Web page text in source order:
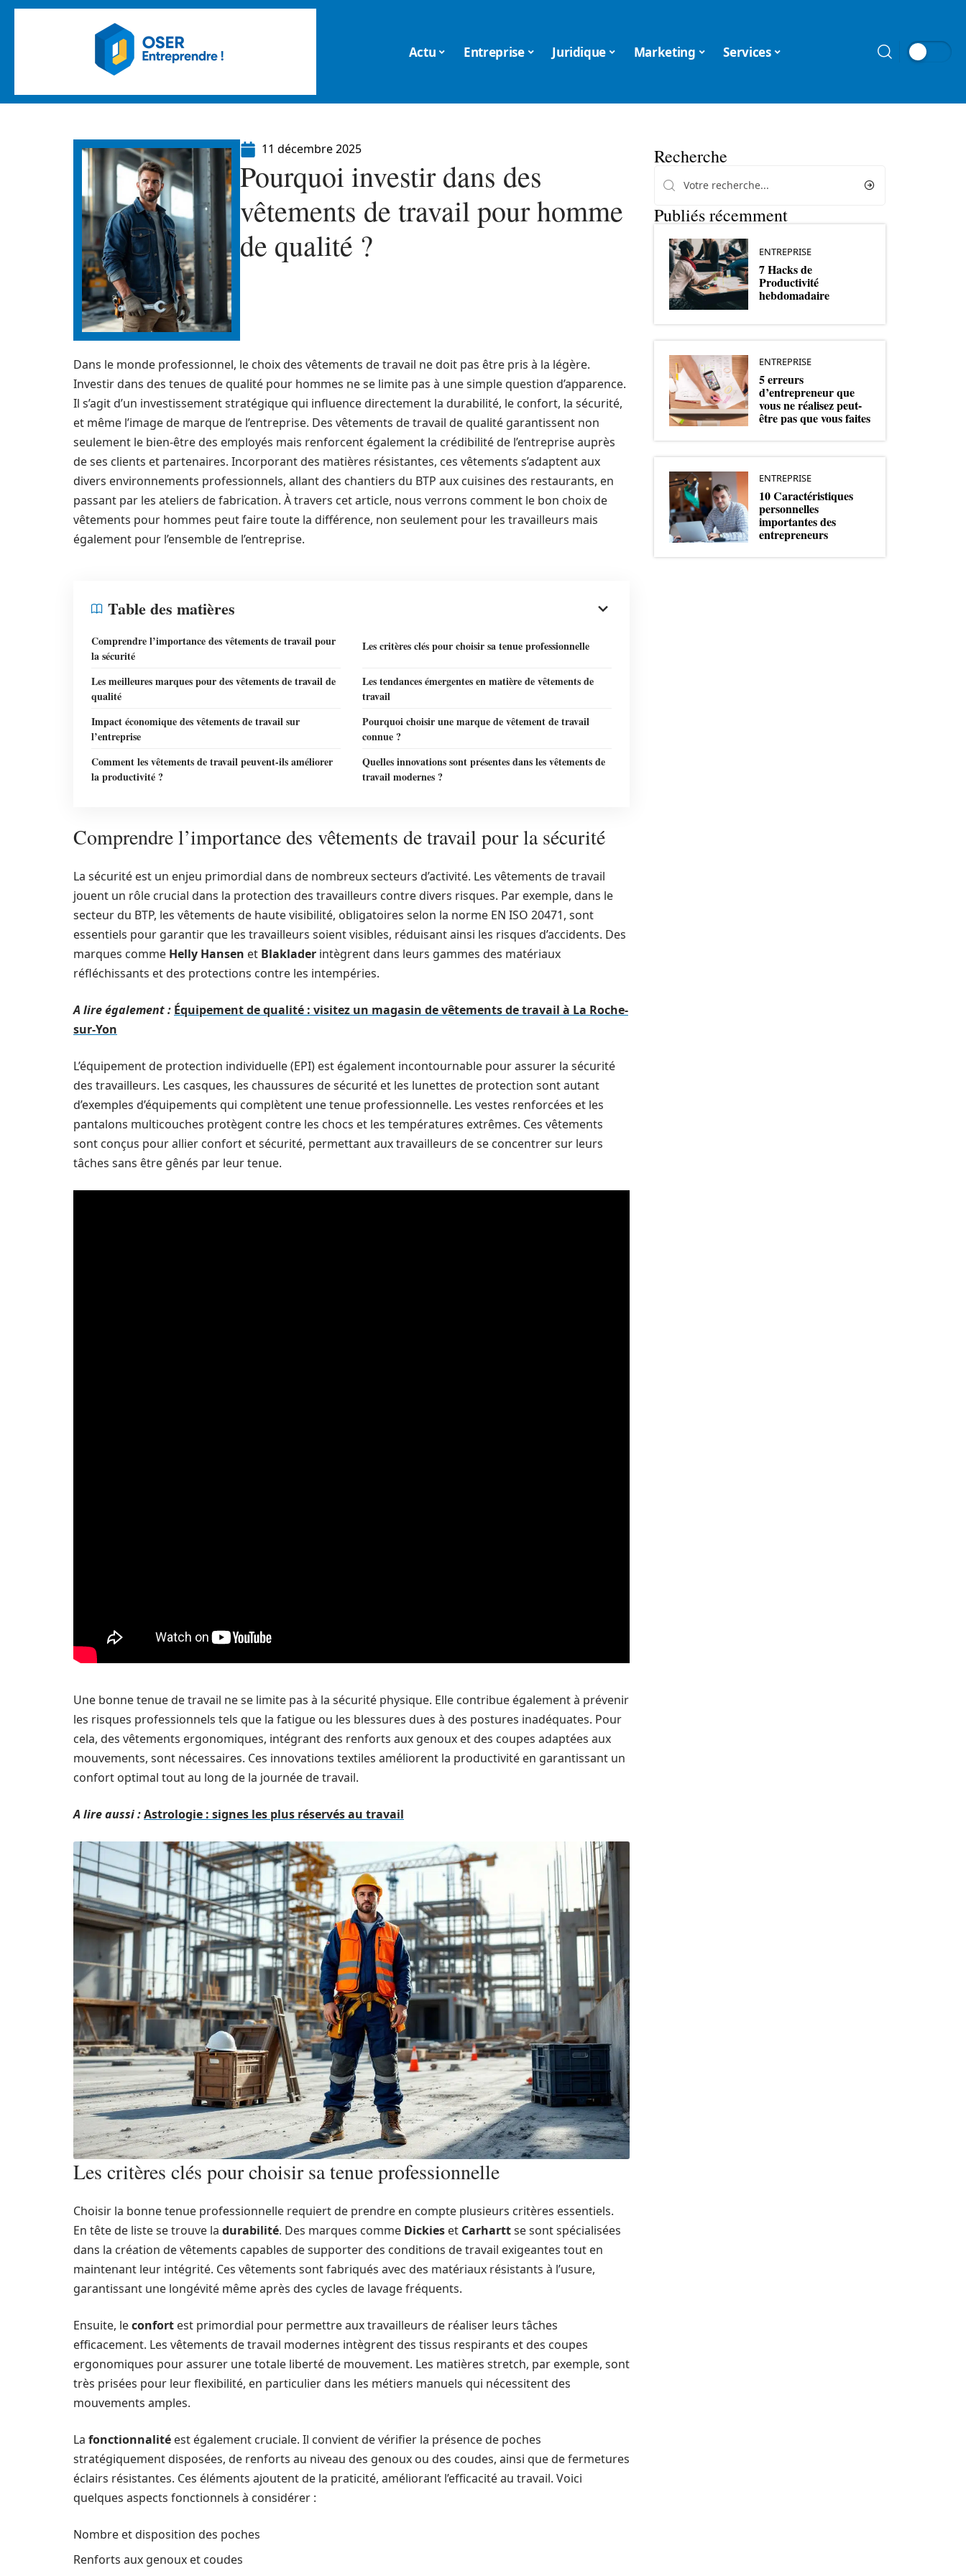
Actu Entreprise Juridique Marketing Services
11 décembre 2025
Pourquoi investir dans des
vêtements de travail pour homme
de qualité ?
Dans le monde professionnel, le choix des vêtements de travail ne doit pas être pris à la légère.
Investir dans des tenues de qualité pour hommes ne se limite pas à une simple question d’apparence.
Il s’agit d’un investissement stratégique qui influence directement la durabilité, le confort, la sécurité,
et même l’image de marque de l’entreprise. Des vêtements de travail de qualité garantissent non
seulement le bien-être des employés mais renforcent également la crédibilité de l’entreprise auprès
de ses clients et partenaires. Incorporant des matières résistantes, ces vêtements s’adaptent aux
divers environnements professionnels, allant des chantiers du BTP aux cuisines des restaurants, en
passant par les ateliers de fabrication. À travers cet article, nous verrons comment le bon choix de
vêtements pour hommes peut faire toute la différence, non seulement pour les travailleurs mais
également pour l’ensemble de l’entreprise.
Table des matières
Comprendre l’importance des vêtements de travail pour
la sécurité
Les critères clés pour choisir sa tenue professionnelle
Les meilleures marques pour des vêtements de travail de
qualité
Les tendances émergentes en matière de vêtements de
travail
Impact économique des vêtements de travail sur
l’entreprise
Pourquoi choisir une marque de vêtement de travail
connue ?
Comment les vêtements de travail peuvent-ils améliorer
la productivité ?
Quelles innovations sont présentes dans les vêtements de
travail modernes ?
Comprendre l’importance des vêtements de travail pour la sécurité
La sécurité est un enjeu primordial dans de nombreux secteurs d’activité. Les vêtements de travail
jouent un rôle crucial dans la protection des travailleurs contre divers risques. Par exemple, dans le
secteur du BTP, les vêtements de haute visibilité, obligatoires selon la norme EN ISO 20471, sont
essentiels pour garantir que les travailleurs soient visibles, réduisant ainsi les risques d’accidents. Des
marques comme Helly Hansen et Blaklader intègrent dans leurs gammes des matériaux
réfléchissants et des protections contre les intempéries.
A lire également : Équipement de qualité : visitez un magasin de vêtements de travail à La Roche-
sur-Yon
L’équipement de protection individuelle (EPI) est également incontournable pour assurer la sécurité
des travailleurs. Les casques, les chaussures de sécurité et les lunettes de protection sont autant
d’exemples d’équipements qui complètent une tenue professionnelle. Les vestes renforcées et les
pantalons multicouches protègent contre les chocs et les températures extrêmes. Ces vêtements
sont conçus pour allier confort et sécurité, permettant aux travailleurs de se concentrer sur leurs
tâches sans être gênés par leur tenue.
Une bonne tenue de travail ne se limite pas à la sécurité physique. Elle contribue également à prévenir
les risques professionnels tels que la fatigue ou les blessures dues à des postures inadéquates. Pour
cela, des vêtements ergonomiques, intégrant des renforts aux genoux et des coupes adaptées aux
mouvements, sont nécessaires. Ces innovations textiles améliorent la productivité en garantissant un
confort optimal tout au long de la journée de travail.
A lire aussi :Astrologie : signes les plus réservés au travail
Les critères clés pour choisir sa tenue professionnelle
Choisir la bonne tenue professionnelle requiert de prendre en compte plusieurs critères essentiels.
En tête de liste se trouve la durabilité. Des marques comme Dickies et Carharttse sont spécialisées
dans la création de vêtements capables de supporter des conditions de travail exigeantes tout en
maintenant leur intégrité. Ces vêtements sont fabriqués avec des matériaux résistants à l’usure,
garantissant une longévité même après des cycles de lavage fréquents.
Ensuite, leconfort est primordial pour permettre aux travailleurs de réaliser leurs tâches
efficacement. Les vêtements de travail modernes intègrent des tissus respirants et des coupes
ergonomiques pour assurer une totale liberté de mouvement. Les matières stretch, par exemple, sont
très prisées pour leur flexibilité, en particulier dans les métiers manuels qui nécessitent des
mouvements amples.
La fonctionnalité est également cruciale. Il convient de vérifier la présence de poches
stratégiquement disposées, de renforts au niveau des genoux ou des coudes, ainsi que de fermetures
éclairs résistantes. Ces éléments ajoutent de la praticité, améliorant l’efficacité au travail. Voici
quelques aspects fonctionnels à considérer :
Nombre et disposition des poches
Renforts aux genoux et coudes
Recherche
Publiés récemment
ENTREPRISE
7 Hacks de
Productivité
hebdomadaire
ENTREPRISE
5 erreurs
d’entrepreneur que
vous ne réalisez peut-
être pas que vous faites
ENTREPRISE
10 Caractéristiques
personnelles
importantes des
entrepreneurs